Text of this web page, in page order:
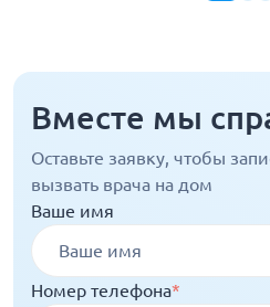
Вместе мы
Оставьте заявку, чтобы
вызвать врача на дом
Ваше имя
Номер телефона*